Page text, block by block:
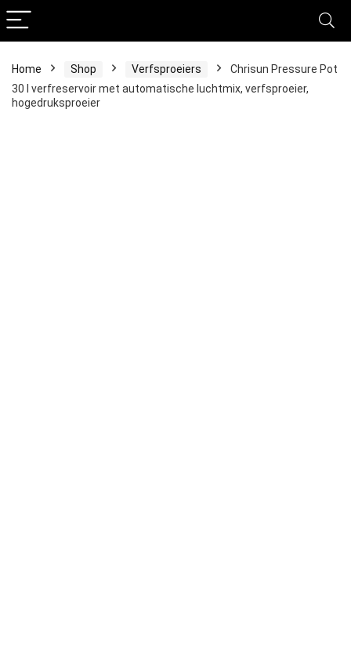
Home Shop Verfsproeiers
Chrisun Pressure Pot
30 l verfreservoir met automatische luchtmix, verfsproeier,
hogedruksproeier